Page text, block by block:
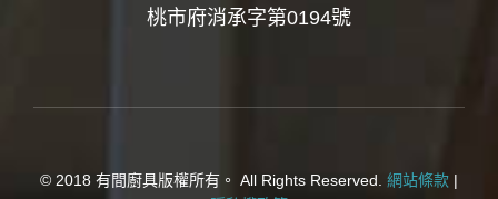
桃市府消承字第0194號
© 2018 有間廚具版權所有。 All Rights Reserved. 網站條款 |